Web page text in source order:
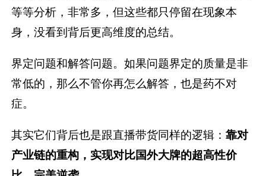
等等分析，非常多，但这些都只停留在现象本
身，没看到背后更高维度的总结。
界定问题和解答问题。如果问题界定的质量是非
常低的，那么不管你再怎么解答，也是药不对
症。
其实它们背后也是跟直播带货同样的逻辑：靠对
产业链的重构，实现对比国外大牌的超高性价